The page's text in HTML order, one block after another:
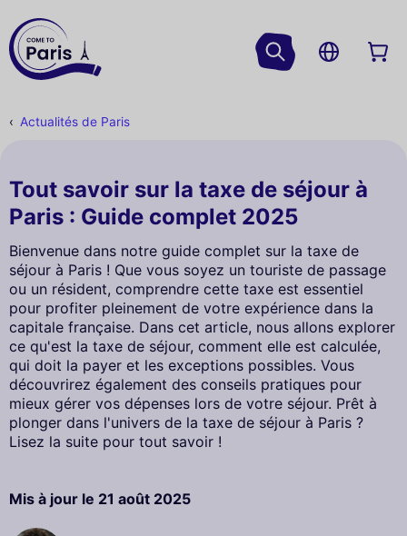
Actualités de Paris
Tout savoir sur la taxe de séjour à
Paris : Guide complet 2025
Bienvenue dans notre guide complet sur la taxe de
séjour à Paris ! Que vous soyez un touriste de passage
ou un résident, comprendre cette taxe est essentiel
pour profiter pleinement de votre expérience dans la
capitale française. Dans cet article, nous allons explorer
ce qu'est la taxe de séjour, comment elle est calculée,
qui doit la payer et les exceptions possibles. Vous
découvrirez également des conseils pratiques pour
mieux gérer vos dépenses lors de votre séjour. Prêt à
plonger dans l'univers de la taxe de séjour à Paris ?
Lisez la suite pour tout savoir !
Mis à jour le 21 août 2025